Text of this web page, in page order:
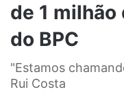
de 1
do BPC
"Estamos
Rui Costa